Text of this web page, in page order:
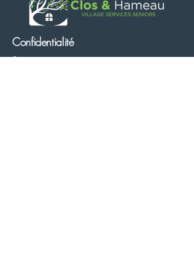
Confidentialité
Suivez nous